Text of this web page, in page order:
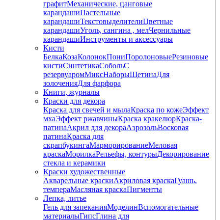
графитМеханические, цанговые
карандашиПастельные
карандашиТекстовыделителиЦветные
карандашиУголь, сангина , мелЧернильные
карандашиИнструменты и аксессуары
Кисти
БелкаКозаКолонокПониПоролоновыеРезиновые
кистиСинтетикаСобольС
резервуаромМиксНаборыЩетинаДля
золоченияДля фарфора
Книги, журналы
Краски для декора
Краска для свечей и мылаКраска по кожеЭффект
мхаЭффект ржавчиныКраска кракелюрКраска-
патинаАкрил для декораАэрозольВосковая
патинаКраска для
скрапбукингаМарморированиеМеловая
краскаМорилкаРельефы, контурыДекорирование
стекла и керамики
Краски художественные
Акварельные краскиАкриловая краскаГуашь,
темпераМасляная краскаПигменты
Лепка, литье
Гель для запеканияМоделинВспомогательные
материалыГипсГлина для